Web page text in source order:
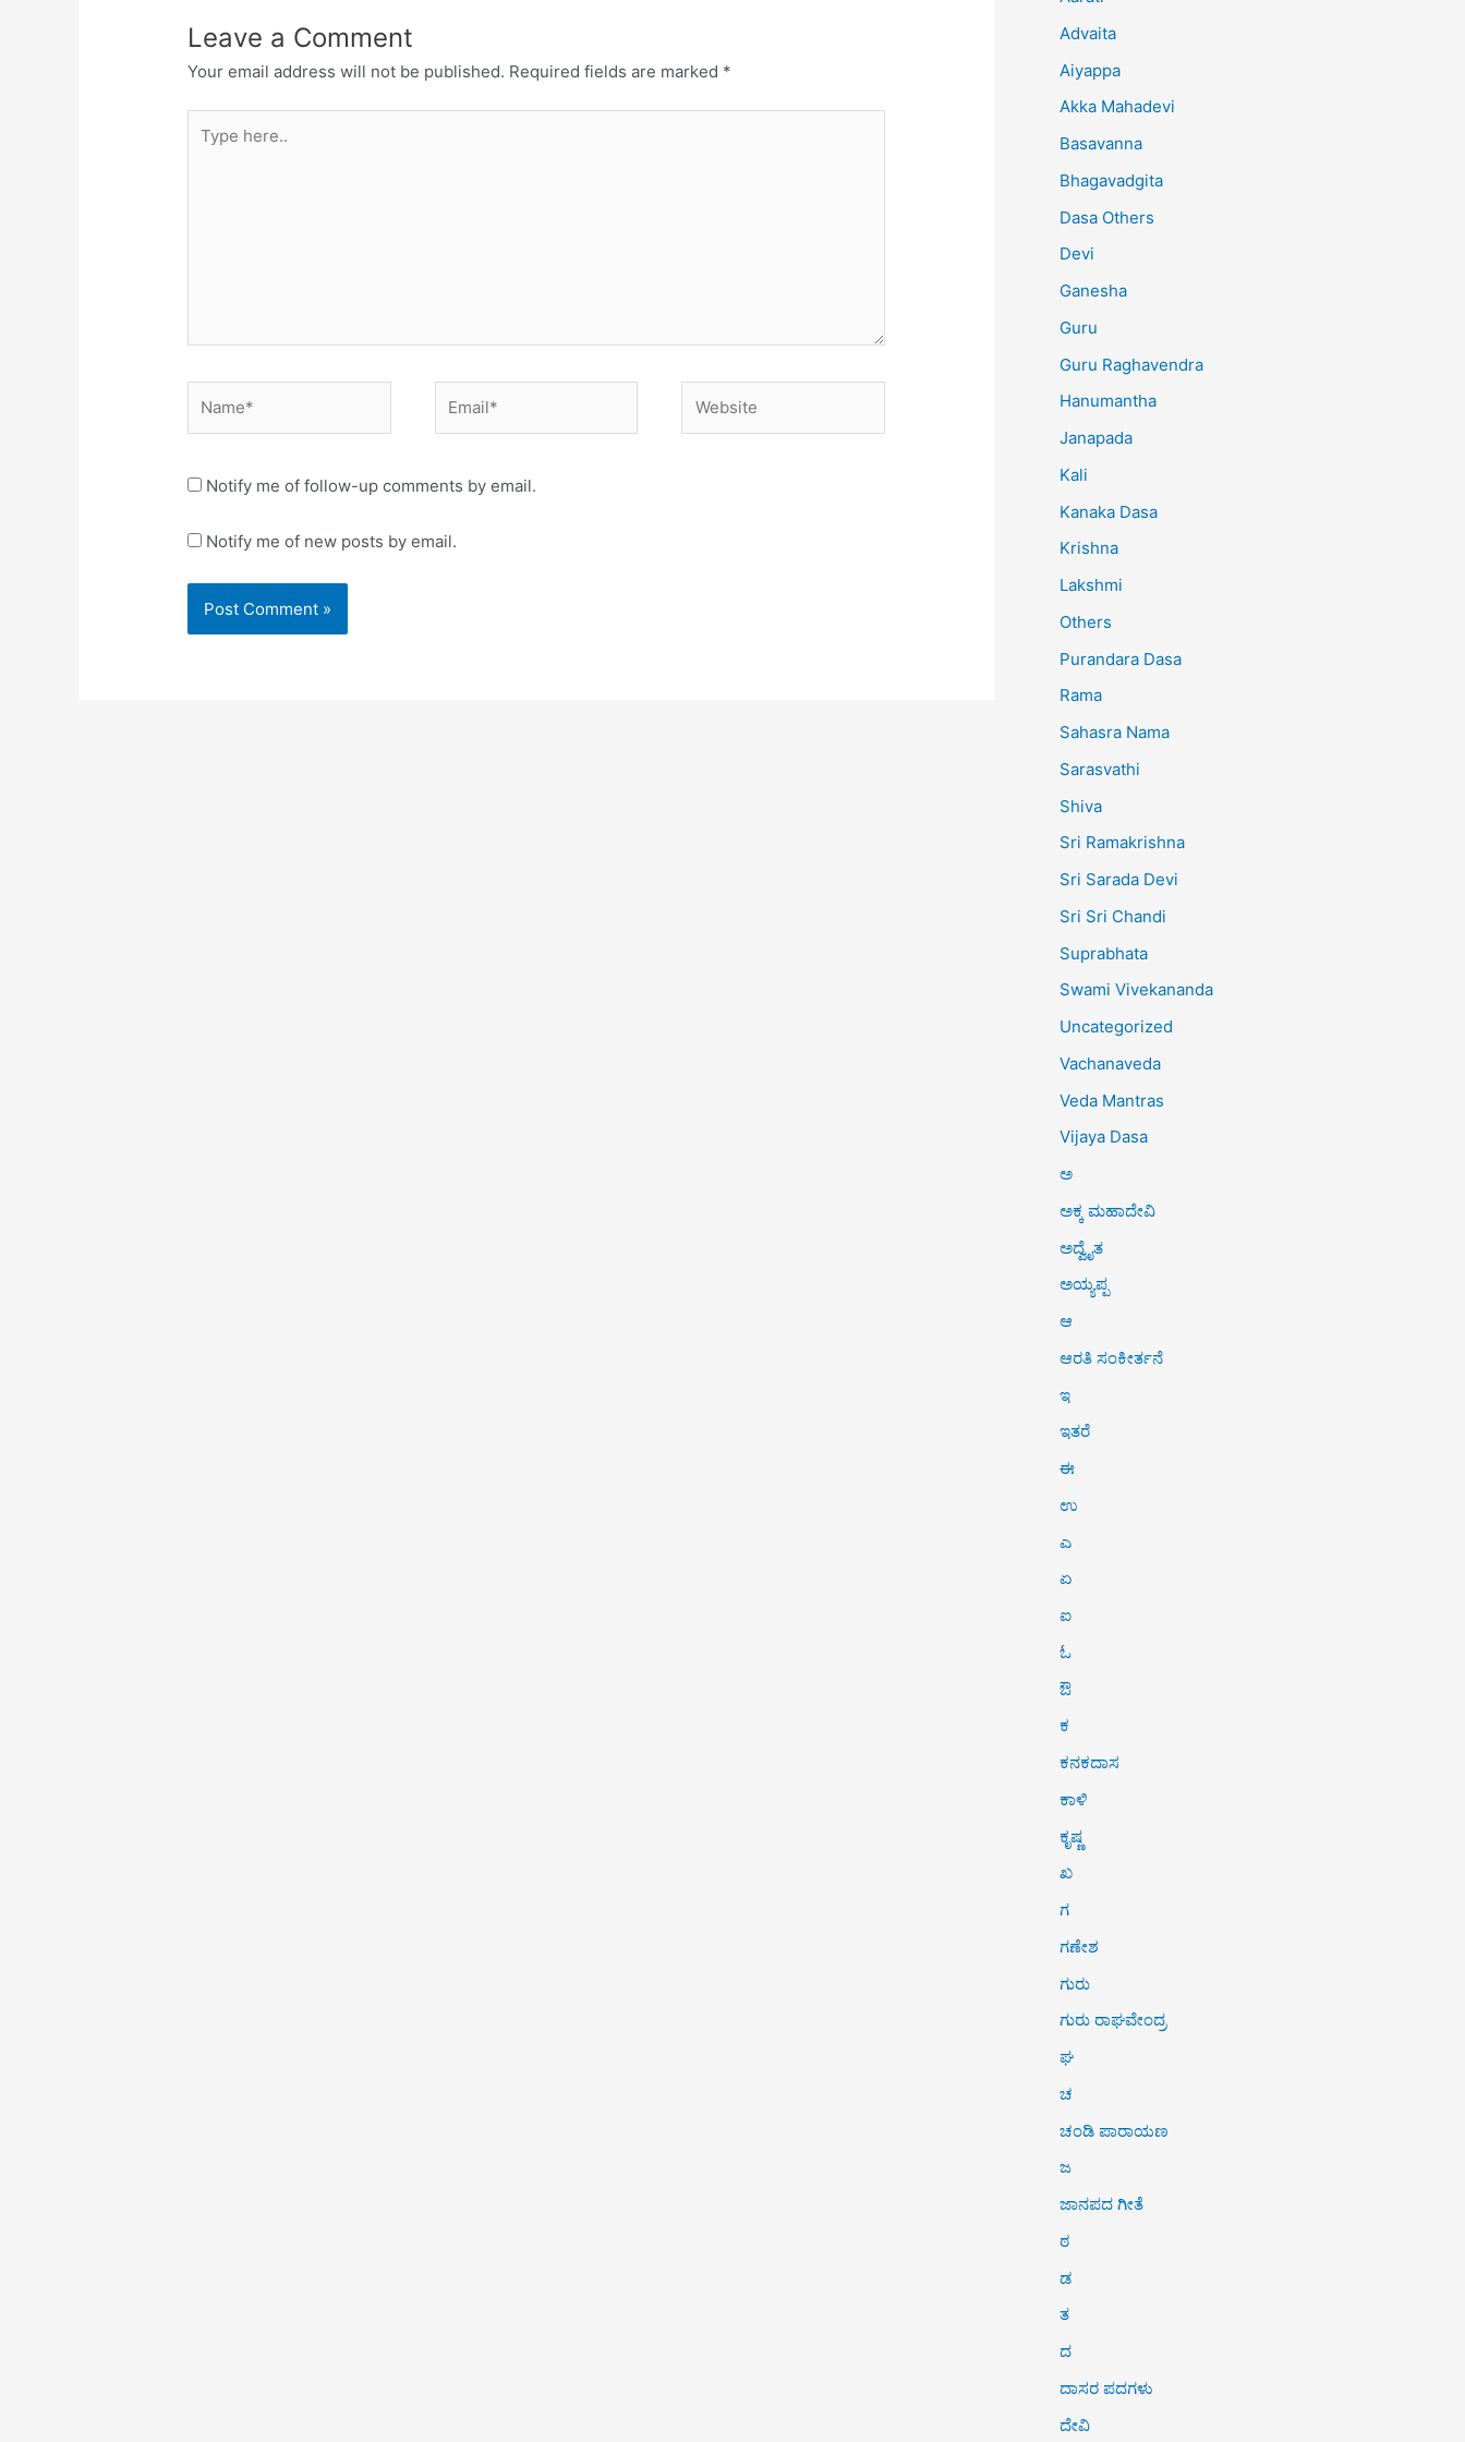
Leave a Comment
Your email address will not be published. Required fields are marked *
here..
Notify me of follow-up comments by email.
Notify me of new posts by email.
Advaita
Aiyappa
Akka Mahadevi
Basavanna
Bhagavadgita
Dasa Others
Devi
Ganesha
Guru
Guru Raghavendra
Hanumantha
Janapada
Kali
Kanaka Dasa
Krishna
Lakshmi
Others
Purandara Dasa
Rama
Sahasra Nama
Sarasvathi
Shiva
Sri Ramakrishna
Sri Sarada Devi
Sri Sri Chandi
Suprabhata
Swami Vivekananda
Uncategorized
Vachanaveda
Veda Mantras
Vijaya Dasa
ಅ
ಅಕ್ಕ ಮಹಾದೇವಿ
ಅದ್ವೈತ
ಅಯ್ಯಪ್ಪ
ಆ
ಆರತಿ ಸಂಕೀರ್ತನೆ
ಇ
ಇತರೆ
ಈ
ಉ
ಎ
ಏ
ಐ
ಓ
ಔ
ಕ
ಕನಕದಾಸ
ಕಾಳಿ
ಕೃಷ್ಣ
ಖ
ಗ
ಗಣೇಶ
ಗುರು
ಗುರು ರಾಘವೇಂದ್ರ
ಘ
ಚ
ಚಂಡಿ ಪಾರಾಯಣ
ಜ
ಜಾನಪದ ಗೀತೆ
ಠ
ಡ
ತ
ದ
ದಾಸರ ಪದಗಳು
ದೇವಿ